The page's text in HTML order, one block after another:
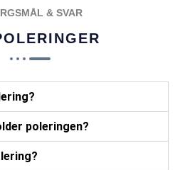
& SVAR
poleringen?